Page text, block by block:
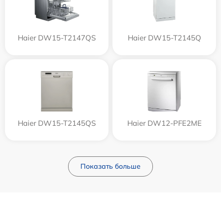
Haier DW15-T2147QS Haier DW15-T2145Q
Haier DW15-T2145QS Haier DW12-PFE2ME
Показать больше